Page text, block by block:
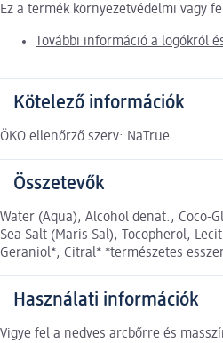
Ez a termék környezetvédelmi vagy
További információ a logókról
Kötelező információk
ÖKO ellenőrző szerv: NaTrue
Összetevők
Water (Aqua), Alcohol denat., Coco-
Sea Salt (Maris Sal), Tocopherol,
Geraniol*, Citral* *természetes
Használati információk
Vigye fel a nedves arcbőrre és